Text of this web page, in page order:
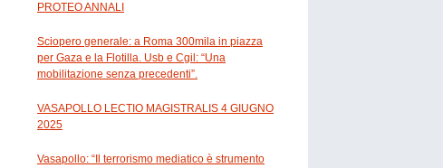
PROTEO ANNALI
Sciopero generale: a Roma 300mila in piazza
per Gaza e la Flotilla. Usb e Cgil: “Una
mobilitazione senza precedenti”.
VASAPOLLO LECTIO MAGISTRALIS 4 GIUGNO
2025
Vasapollo: “Il terrorismo mediatico è strumento